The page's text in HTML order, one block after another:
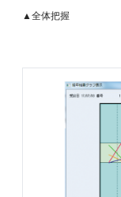
▲全体把握